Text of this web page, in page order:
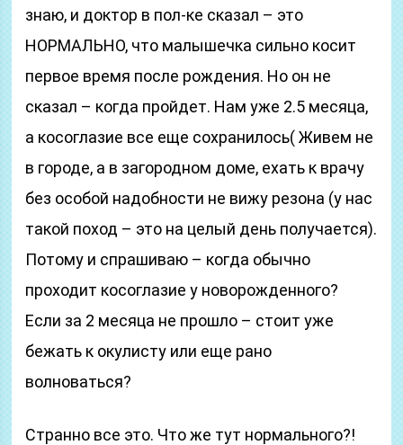
знаю, и доктор в пол-ке сказал – это
НОРМАЛЬНО, что малышечка сильно косит
первое время после рождения. Но он не
сказал – когда пройдет. Нам уже 2.5 месяца,
а косоглазие все еще сохранилось( Живем не
в городе, а в загородном доме, ехать к врачу
без особой надобности не вижу резона (у нас
такой поход – это на целый день получается).
Потому и спрашиваю – когда обычно
проходит косоглазие у новорожденного?
Если за 2 месяца не прошло – стоит уже
бежать к окулисту или еще рано
волноваться?
Странно все это. Что же тут нормального?!